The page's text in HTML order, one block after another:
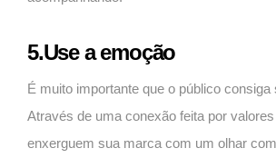
5.Use a emoção
É muito importante que o público
Através de uma conexão feita por
enxerguem sua marca com um olhar